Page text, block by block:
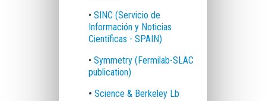
• SINC (Servicio de
Información y Noticias
Científicas - SPAIN)
• Symmetry (Fermilab-SLAC
publication)
• Science & Berkeley Lb